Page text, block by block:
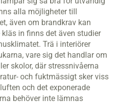
alla möjligheter till
även om brandkrav kan
in finns det även studier
Trä i interiörer
vare sig det handlar om
skolor, där stressnivåerna
och fuktmässigt sker viss
och det exponerade
behöver inte lämnas